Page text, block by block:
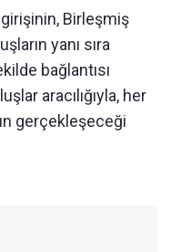
Birleşmiş
yanı sıra
bağlantısı
aracılığıyla, her
gerçekleşeceği